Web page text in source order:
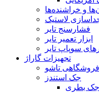
و خراشنده‌ها
لاستیک
فشارسنج تایر
ابزار تعمیر تایر
سوپاپ تایر
تجهیزات گاراژ
تاشو
جک استندز
جک بطری